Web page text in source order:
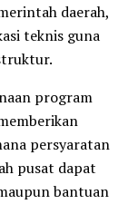
daerah,
teknis guna
program
persyaratan
pusat dapat
bantuan